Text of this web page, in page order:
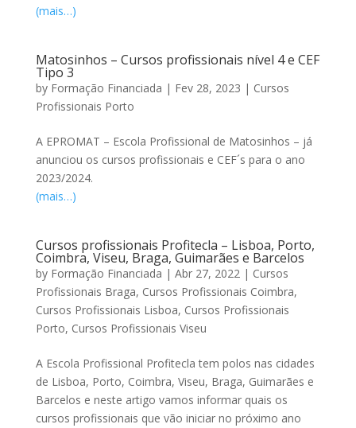
(mais…)
Matosinhos – Cursos profissionais nível 4 e CEF
Tipo 3
by Formação Financiada | Fev 28, 2023 | Cursos
Profissionais Porto
A EPROMAT – Escola Profissional de Matosinhos – já
anunciou os cursos profissionais e CEF´s para o ano
2023/2024.
(mais…)
Cursos profissionais Profitecla – Lisboa, Porto,
Coimbra, Viseu, Braga, Guimarães e Barcelos
by Formação Financiada | Abr 27, 2022| Cursos
Profissionais Braga, Cursos Profissionais Coimbra,
Cursos Profissionais Lisboa, Cursos Profissionais
Porto, Cursos Profissionais Viseu
A Escola Profissional Profitecla tem polos nas cidades
de Lisboa, Porto, Coimbra, Viseu, Braga, Guimarães e
Barcelos e neste artigo vamos informar quais os
cursos profissionais que vão iniciar no próximo ano